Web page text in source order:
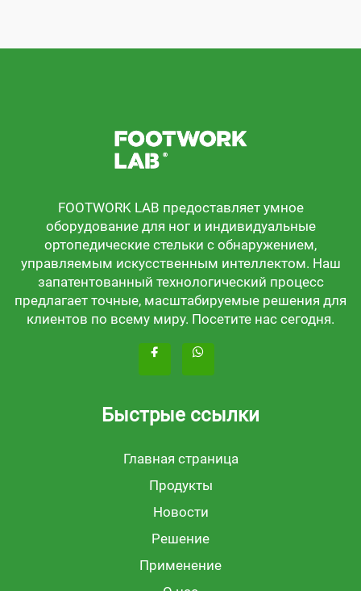
FOOTWORK LAB предоставляет умное
оборудование для ног и индивидуальные
ортопедические стельки с обнаружением,
управляемым искусственным интеллектом. Наш
запатентованный технологический процесс
предлагает точные, масштабируемые решения для
клиентов по всему миру. Посетите нас сегодня.
Быстрые ссылки
Главная страница
Продукты
Новости
Решение
Применение